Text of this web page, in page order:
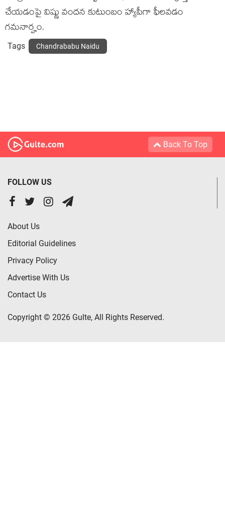
చేయ‌డంపై విష్ణు వంద‌న కుటుంబం హ్యాపీగా ఫీల‌వ‌డం
గ‌మ‌నార్హం.
Tags Chandrababu Naidu
Back To Top
FOLLOW US
About Us
Editorial Guidelines
Privacy Policy
Advertise With Us
Contact Us
Copyright © 2026 Gulte, All Rights Reserved.